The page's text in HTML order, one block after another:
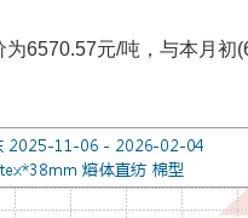
6570.57元/吨，与本月初